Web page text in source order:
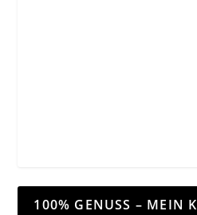
100% GENUSS – MEIN